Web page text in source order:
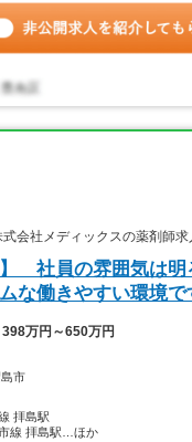
会社メディックスの薬剤師求
】 社員の雰囲気は明
な働きやすい環境
398万円～650万円
市
拝島駅
市線 拝島駅…ほか